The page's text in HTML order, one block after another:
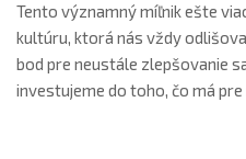
Tento významný míľnik ešte
kultúru, ktorá nás vždy
bod pre neustále zlepšovanie
investujeme do toho, čo má